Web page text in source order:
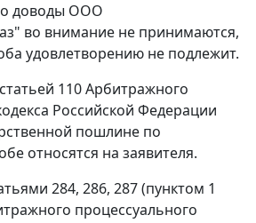
доводы ООО
во внимание не принимаются,
удовлетворению не подлежит.
статьей 110Арбитражного
Российской Федерации
пошлине по
относятся на заявителя.
284, 286, 287 (пунктом 1
процессуального